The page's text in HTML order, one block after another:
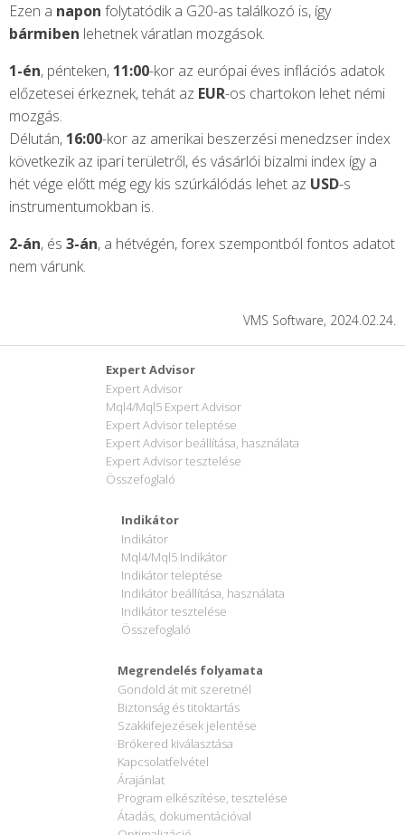
Ezen a napon folytatódik a G20-as találkozó is, így
bármiben lehetnek váratlan mozgások.
1-én, pénteken, 11:00-kor az európai éves inflációs adatok
előzetesei érkeznek, tehát az EUR-os chartokon lehet némi
mozgás.
Délután, 16:00-kor az amerikai beszerzési menedzser index
következik az ipari területről, és vásárlói bizalmi index így a
hét vége előtt még egy kis szúrkálódás lehet az USD-s
instrumentumokban is.
2-án, és 3-án, a hétvégén, forex szempontból fontos adatot
nem várunk.
VMS Software, 2024.02.24.
Expert Advisor
Expert Advisor
Mql4/Mql5 Expert Advisor
Expert Advisor teleptése
Expert Advisor beállítása, használata
Expert Advisor tesztelése
Összefoglaló
Indikátor
Indikátor
Mql4/Mql5 Indikátor
Indikátor teleptése
Indikátor beállítása, használata
Indikátor tesztelése
Összefoglaló
Megrendelés folyamata
Gondold át mit szeretnél
Biztonság és titoktartás
Szakkifejezések jelentése
Brókered kiválasztása
Kapcsolatfelvétel
Árajánlat
Program elkészítése, tesztelése
Átadás, dokumentációval